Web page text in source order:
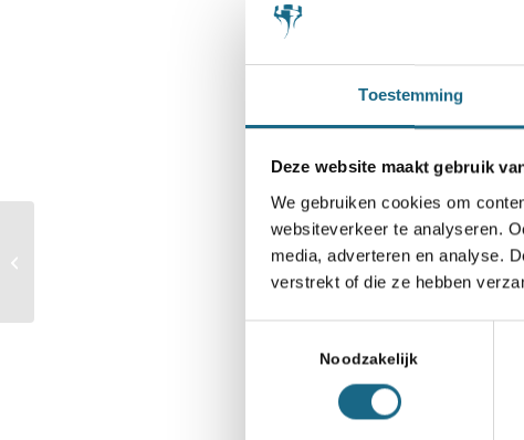
Toestemming
Deze website maakt gebruik
We gebruiken cookies om
websiteverkeer te analyseren.
media, adverteren en analyse.
verstrekt of die ze hebben
Noodzakelijk
grootmeester Wouter
Veel enthousiasme
Heeft u wel eens
‘Donald Duck’ in.
rond. We zoeken de
alles te leren in onze
Alle leden van
persoonlijke leden
Mocht u het
het Bondsbureau